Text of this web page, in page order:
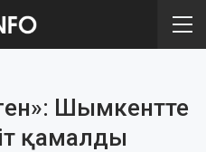
Шымкентте
қамалды